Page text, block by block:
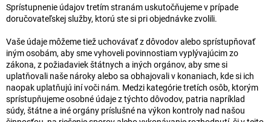
Sprístupnenie údajov tretím stranám uskutočňujeme v prípade
doručovateľskej služby, ktorú ste si pri objednávke zvolili.
Vaše údaje môžeme tiež uchovávať z dôvodov alebo sprístupňovať
iným osobám, aby sme vyhoveli povinnostiam vyplývajúcim zo
zákona, z požiadaviek štátnych a iných orgánov, aby sme si
uplatňovali naše nároky alebo sa obhajovali v konaniach, kde si ich
naopak uplatňujú iní voči nám. Medzi kategórie tretích osôb, ktorým
sprístupňujeme osobné údaje z týchto dôvodov, patria napríklad
súdy, štátne a iné orgány príslušné na výkon kontroly nad našou